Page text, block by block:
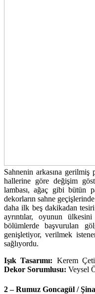
Sahnenin arkasına
hallerine göre değişim
lambası, ağaç gibi bütün
dekorların sahne
daha ilk beş dakikadan
ayrıntılar, oyunun
bölümlerde başvurulan
genişletiyor, verilmek
sağlıyordu.
Işık Tasarımı: Kerem
Dekor Sorumlusu: Veysel
2 – Rumuz Goncagül /